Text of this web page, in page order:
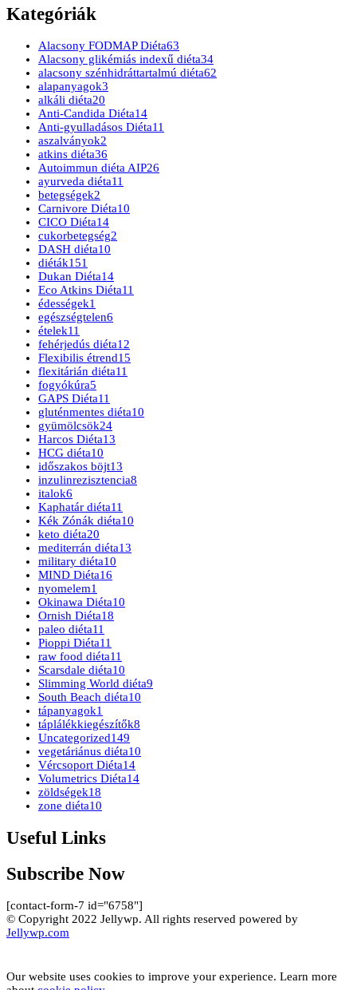
Kategóriák
Alacsony FODMAP Diéta63
Alacsony glikémiás indexű diéta34
alacsony szénhidráttartalmú diéta62
alapanyagok3
alkáli diéta20
Anti-Candida Diéta14
Anti-gyulladásos Diéta11
aszalványok2
atkins diéta36
Autoimmun diéta AIP26
ayurveda diéta11
betegségek2
Carnivore Diéta10
CICO Diéta14
cukorbetegség2
DASH diéta10
diéták151
Dukan Diéta14
Eco Atkins Diéta11
édességek1
egészségtelen6
ételek11
fehérjedús diéta12
Flexibilis étrend15
flexitárián diéta11
fogyókúra5
GAPS Diéta11
gluténmentes diéta10
gyümölcsök24
Harcos Diéta13
HCG diéta10
időszakos böjt13
inzulinrezisztencia8
italok6
Kaphatár diéta11
Kék Zónák diéta10
keto diéta20
mediterrán diéta13
military diéta10
MIND Diéta16
nyomelem1
Okinawa Diéta10
Ornish Diéta18
paleo diéta11
Pioppi Diéta11
raw food diéta11
Scarsdale diéta10
Slimming World diéta9
South Beach diéta10
tápanyagok1
táplálékkiegészítők8
Uncategorized149
vegetáriánus diéta10
Vércsoport Diéta14
Volumetrics Diéta14
zöldségek18
zone diéta10
Useful Links
Subscribe Now
[contact-form-7 id="6758"]
© Copyright 2022 Jellywp. All rights reserved powered by
Jellywp.com
Our website uses cookies to improve your experience. Learn more